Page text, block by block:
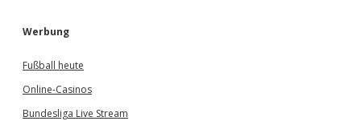
Werbung
Fußball heute
Online-Casinos
Bundesliga Live Stream